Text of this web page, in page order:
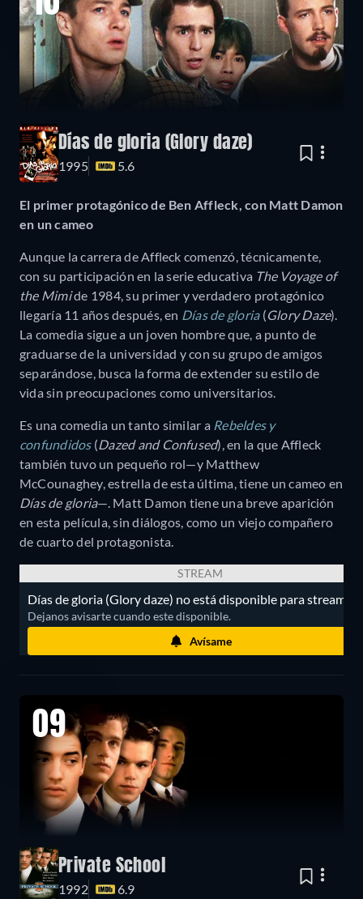
Días de gloria (Glory daze)
1995 5.6
El primer protagónico de Ben Affleck, con Matt Damon
en un cameo
Aunque la carrera de Affleck comenzó, técnicamente,
con su participación en la serie educativa The Voyage of
the Mimide 1984, su primer y verdadero protagónico
llegaría 11 años después, en Días de gloria(Glory Daze).
La comedia sigue a un joven hombre que, a punto de
graduarse de la universidad y con su grupo de amigos
separándose, busca la forma de extender su estilo de
vida sin preocupaciones como universitarios.
Es una comedia un tanto similar a Rebeldes y
confundidos(Dazed and Confused), en la que Affleck
también tuvo un pequeño rol—y Matthew
McCounaghey, estrella de esta última, tiene un cameo en
Días de gloria—. Matt Damon tiene una breve aparición
en esta película, sin diálogos, como un viejo compañero
de cuarto del protagonista.
STREAM
Días de gloria (Glory daze) no está disponible para
Dejanos avisarte cuando este disponible.
Avísame
09
Private School
1992 6.9